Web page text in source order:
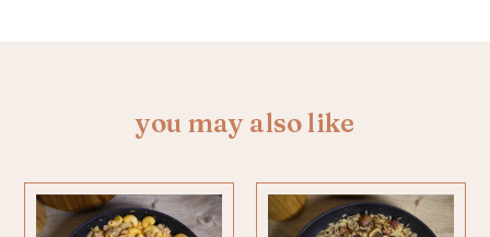
you may also like